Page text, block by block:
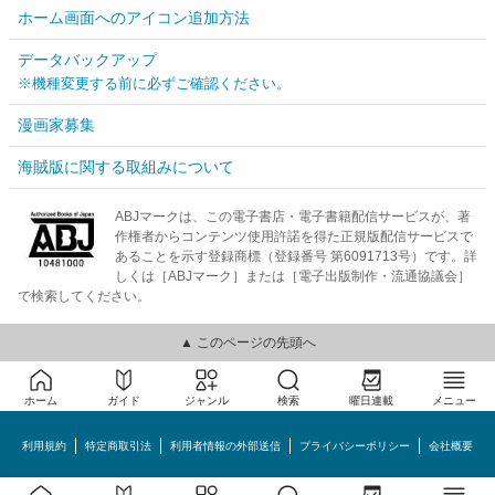
ホーム画面へのアイコン追加方法
データバックアップ
※機種変更する前に必ずご確認ください。
漫画家募集
海賊版に関する取組みについて
ABJマークは、この電子書店・電子書籍配信サービスが、著
作権者からコンテンツ使用許諾を得た正規版配信サービスで
あることを示す登録商標（登録番号 第6091713号）です。詳
しくは［ABJマーク］または［電子出版制作・流通協議会］
で検索してください。
▲ このページの先頭へ
ホーム ガイド ジャンル 検索 曜日連載 メニュー
利用規約 特定商取引法 利用者情報の外部送信 プライバシーポリシー 会社概要
めちゃコミック©MechaComic, Inc.